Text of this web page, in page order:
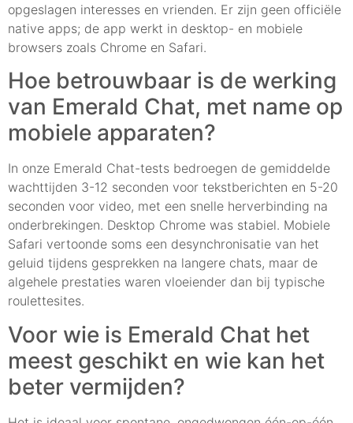
opgeslagen interesses en vrienden. Er zijn geen officiële
native apps; de app werkt in desktop- en mobiele
browsers zoals Chrome en Safari.
Hoe betrouwbaar is de werking
van Emerald Chat, met name op
mobiele apparaten?
In onze Emerald Chat-tests bedroegen de gemiddelde
wachttijden 3-12 seconden voor tekstberichten en 5-20
seconden voor video, met een snelle herverbinding na
onderbrekingen. Desktop Chrome was stabiel. Mobiele
Safari vertoonde soms een desynchronisatie van het
geluid tijdens gesprekken na langere chats, maar de
algehele prestaties waren vloeiender dan bij typische
roulettesites.
Voor wie is Emerald Chat het
meest geschikt en wie kan het
beter vermijden?